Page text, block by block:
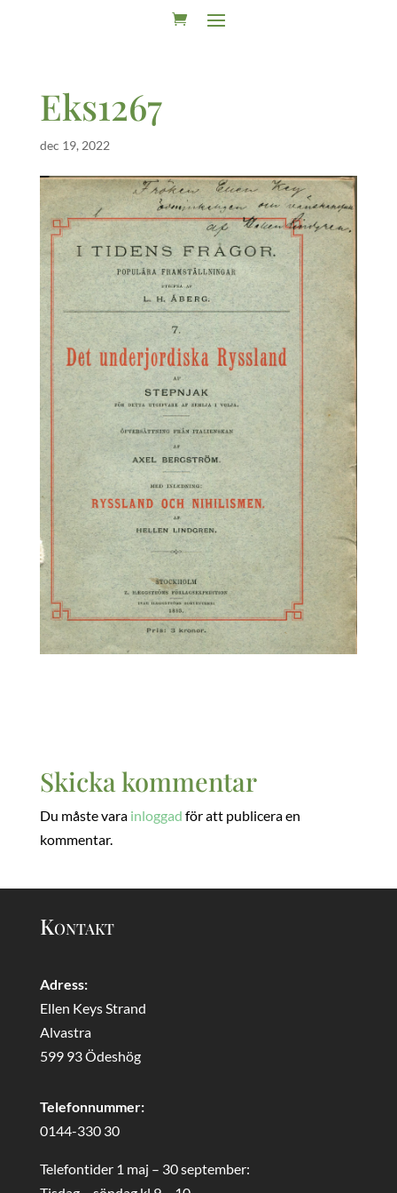
Eks1267
dec 19, 2022
Skicka kommentar
Du måste vara inloggad för att publicera en
kommentar.
Kontakt
Adress:
Ellen Keys Strand
Alvastra
599 93 Ödeshög
Telefonnummer:
0144-330 30
Telefontider 1 maj – 30 september: